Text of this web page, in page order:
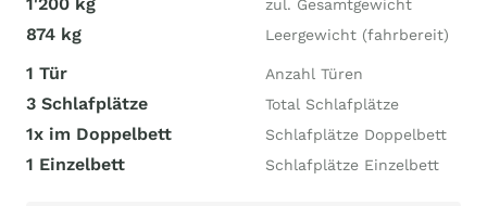
zul. Gesamtgewicht
874 kg Leergewicht (fahrbereit)
1 Tür Anzahl Türen
3 Schlafplätze Total Schlafplätze
1x im Doppelbett Schlafplätze Doppelbett
1 Einzelbett Schlafplätze Einzelbett